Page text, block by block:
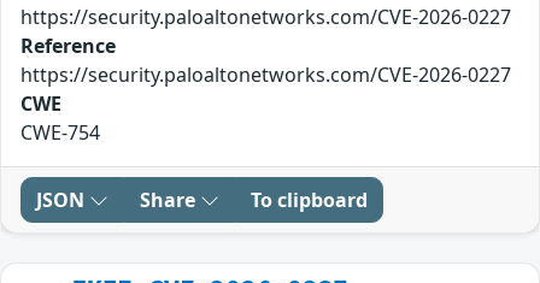
https://security.paloaltonetworks.com/CVE-2026-0227
Reference
https://security.paloaltonetworks.com/CVE-2026-0227
CWE
CWE-754
JSON Share To clipboard